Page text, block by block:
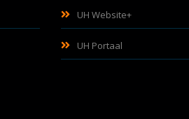
UH Website+
UH Portaal